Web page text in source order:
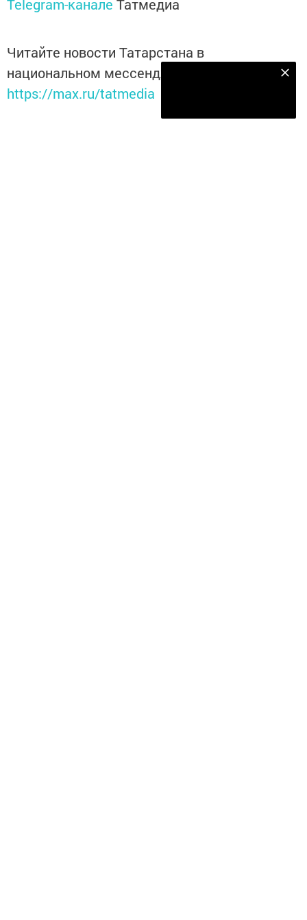
Telegram-канале Татмедиа
Читайте новости Татарстана в
национальном мессенджере MАХ:
https://max.ru/tatmedia